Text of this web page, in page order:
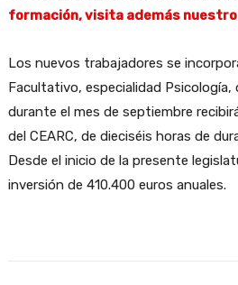
formación, visita además
Los nuevos trabajadores se
Facultativo, especialidad
durante el mes de septiembre
del CEARC, de dieciséis horas de
Desde el inicio de la presente
inversión de 410.400 euros anuales.